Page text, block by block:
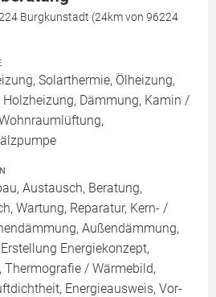
Burgkunstadt (24km von 96224
Solarthermie, Ölheizung,
Holzheizung, Dämmung, Kamin /
Austausch, Beratung,
Wartung, Reparatur, Kern- /
Außendämmung,
Energiekonzept,
Thermografie / Wärmebild,
Energieausweis, Vor-